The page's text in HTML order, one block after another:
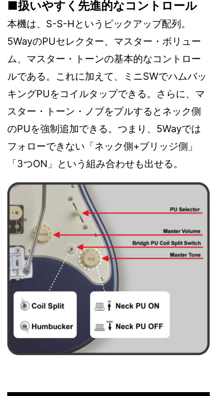
■扱いやすく先進的なコントロール
本機は、S-S-Hというピックアップ配列。
5WayのPUセレクター、マスター・ボリュー
ム、マスター・トーンの基本的なコントロー
ルである。これに加えて、ミニSWでハムバッ
キングPUをコイルタップできる。さらに、マ
スター・トーン・ノブをプルするとネック側
のPUを強制追加できる。つまり、5Wayでは
フォローできない「ネック側+ブリッジ側」
「3つON」という組み合わせも出せる。